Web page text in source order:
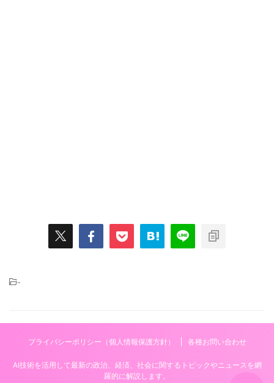
-
プライバシーポリシー（個人情報保護方針） 各種お問い合わせ
AI技術を活用して最新の政治、経済、社会に関するトピックやニュースを網
羅的に解説します。